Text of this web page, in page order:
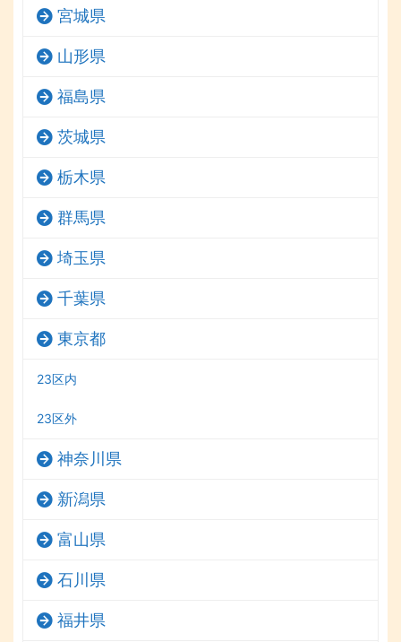
宮城県
山形県
福島県
茨城県
栃木県
群馬県
埼玉県
千葉県
東京都
23区内
23区外
神奈川県
新潟県
富山県
石川県
福井県